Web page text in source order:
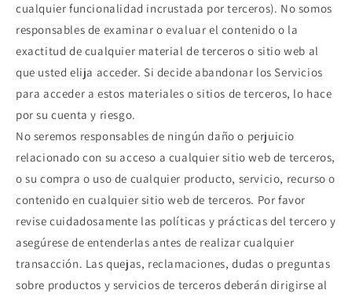
cualquier funcionalidad incrustada por terceros). No somos
responsables de examinar o evaluar el contenido o la
exactitud de cualquier material de terceros o sitio web al
que usted elija acceder. Si decide abandonar los Servicios
para acceder a estos materiales o sitios de terceros, lo hace
por su cuenta y riesgo.
No seremos responsables de ningún daño o perjuicio
relacionado con su acceso a cualquier sitio web de terceros,
o su compra o uso de cualquier producto, servicio, recurso o
contenido en cualquier sitio web de terceros. Por favor
revise cuidadosamente las políticas y prácticas del tercero y
asegúrese de entenderlas antes de realizar cualquier
transacción. Las quejas, reclamaciones, dudas o preguntas
sobre productos y servicios de terceros deberán dirigirse al